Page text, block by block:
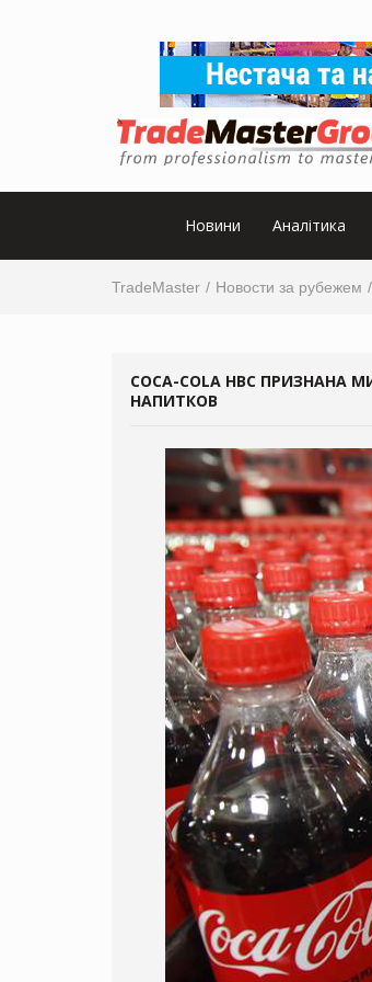
Новини Аналітика
TradeMaster Новости за рубежем
COCA-COLA HBC
НАПИТКОВ